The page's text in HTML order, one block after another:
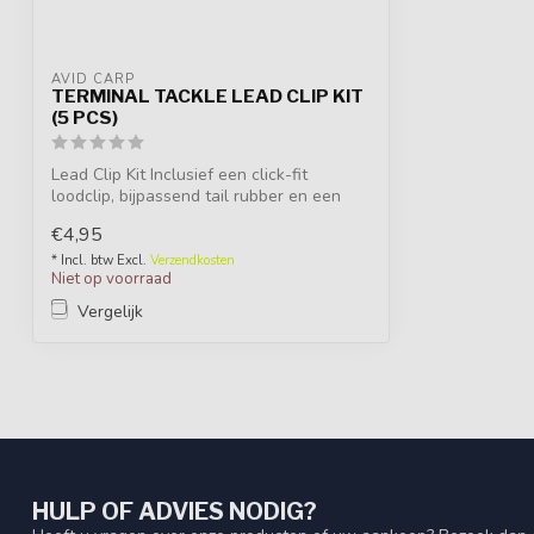
AVID CARP
TERMINAL TACKLE LEAD CLIP KIT
(5 PCS)
Lead Clip Kit Inclusief een click-fit
loodclip, bijpassend tail rubber en een
€4,95
* Incl. btw Excl. Verzendkosten
Niet op voorraad
Vergelijk
HULP OF ADVIES NODIG?